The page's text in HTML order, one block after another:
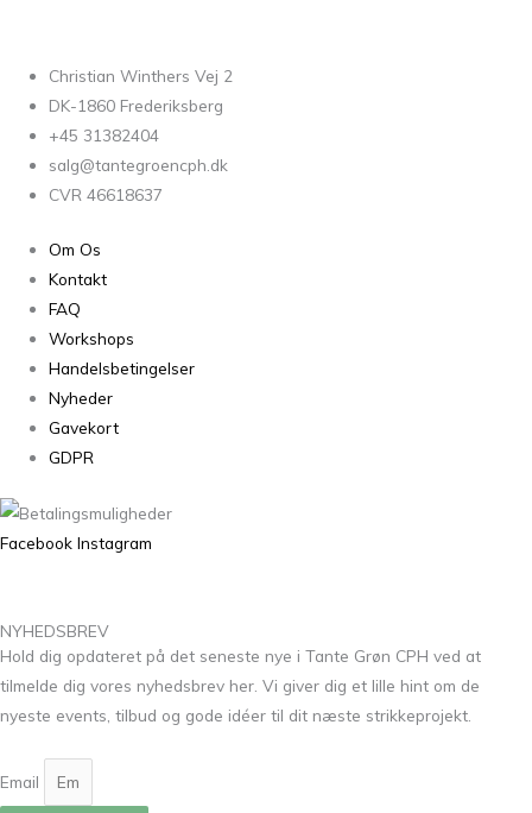
Christian Winthers Vej 2
DK-1860 Frederiksberg
+45 31382404
salg@tantegroencph.dk
CVR 46618637
Om Os
Kontakt
FAQ
Workshops
Handelsbetingelser
Nyheder
Gavekort
GDPR
Facebook Instagram
NYHEDSBREV
Hold dig opdateret på det seneste nye i Tante Grøn CPH ved at
tilmelde dig vores nyhedsbrev her. Vi giver dig et lille hint om de
nyeste events, tilbud og gode idéer til dit næste strikkeprojekt.
Email